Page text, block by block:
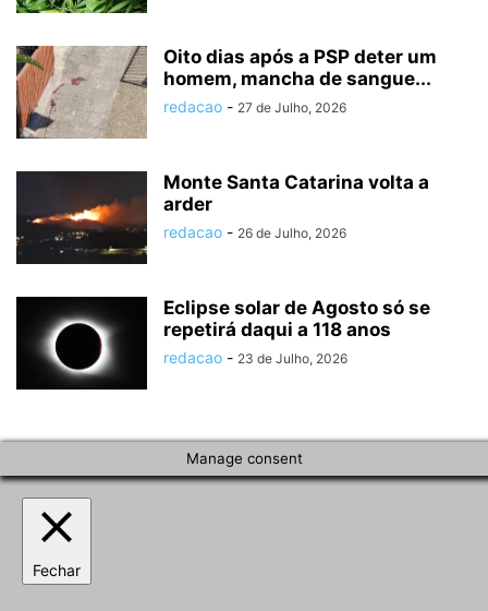
Oito dias após a PSP deter um
homem, mancha de sangue...
redacao - 27 de Julho, 2026
Monte Santa Catarina volta a
arder
redacao - 26 de Julho, 2026
Eclipse solar de Agosto só se
repetirá daqui a 118 anos
redacao - 23 de Julho, 2026
Manage consent
Fechar